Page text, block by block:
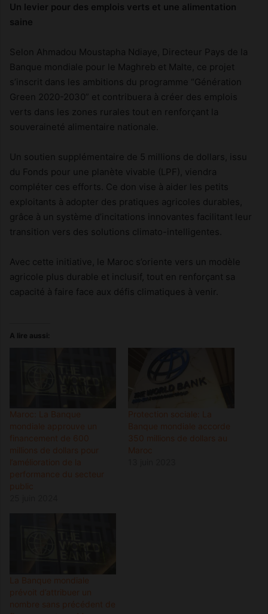
Un levier pour des emplois verts et une alimentation
saine
Selon Ahmadou Moustapha Ndiaye, Directeur Pays de la
Banque mondiale pour le Maghreb et Malte, ce projet
s’inscrit dans les ambitions du programme “Génération
Green 2020-2030” et contribuera à créer des emplois
verts dans les zones rurales tout en renforçant la
souveraineté alimentaire nationale.
Un soutien supplémentaire de 5 millions de dollars, issu
du Fonds pour une planète vivable (LPF), viendra
compléter ces efforts. Ce don vise à aider les petits
exploitants à adopter des pratiques agricoles durables,
grâce à un système d’incitations innovantes facilitant leur
transition vers des solutions climato-intelligentes.
Avec cette initiative, le Maroc s’oriente vers un modèle
agricole plus durable et inclusif, tout en renforçant sa
capacité à faire face aux défis climatiques à venir.
A lire aussi:
Maroc: La Banque
mondiale approuve un
financement de 600
millions de dollars pour
l’amélioration de la
performance du secteur
public
Protection sociale: La
Banque mondiale accorde
350 millions de dollars au
Maroc
La Banque mondiale
prévoit d’attribuer un
nombre sans précédent de